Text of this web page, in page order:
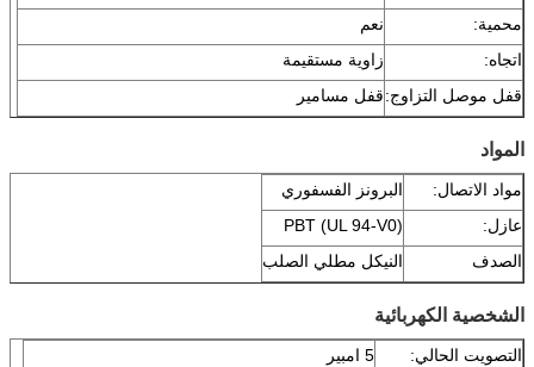
محمية:
نعم
اتجاه:
زاوية مستقيمة
قفل موصل التزاوج:قفل مسامير
المواد
مواد الاتصال:
البرونز الفسفوري
عازل:
PBT (UL 94-V0)
الصدف
النيكل مطلي الصلب
الشخصية الكهربائية
التصويت الحالي:
5 امبير